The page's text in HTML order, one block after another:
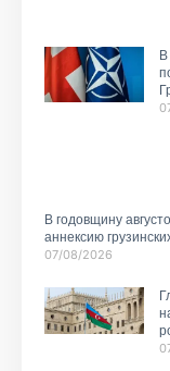
В годовщину
аннексию
07/08/2026